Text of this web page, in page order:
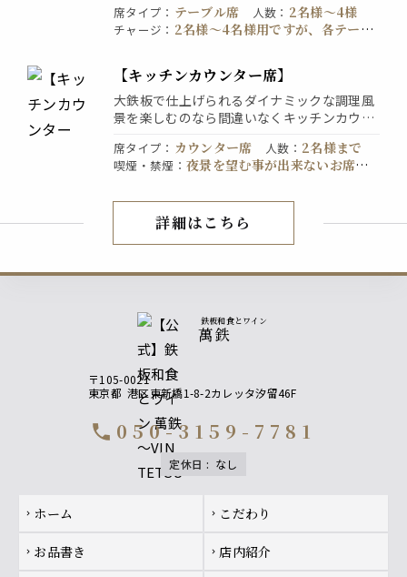
席タイプ ： テーブル席 人数 ： 2名様〜4様
チャージ ： 2名様～4名様用ですが、各テーブ
【キッチンカウンター席】
大鉄板で仕上げられるダイナミックな調理風
景を楽しむのなら間違いなくキッチンカウン
臨場感たっぷり。当店の隠れた人気席です。
※お食事中に夜景を望む事は出来ないお席で
席タイプ ： カウンター席 人数 ： 2名様まで
喫煙・禁煙 ： 夜景を望む事が出来ないお席で
店内紹介
詳細はこちら
鉄板和食とワイン
萬鉄
〒105-0021
東京都 港区東新橋1-8-2カレッタ汐留46F
call 050-3159-7781
定休日 : なし
Footer navigation
chevron_right ホーム chevron_right こだわり
chevron_right お品書き chevron_right 店内紹介